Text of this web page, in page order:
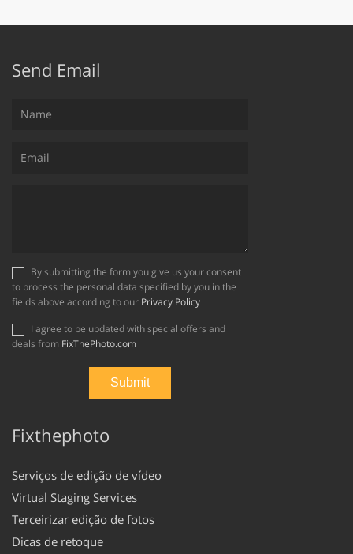
Send Email
to process the personal data specified by you in the
fields above according to our Privacy Policy
deals from FixThePhoto.com
Fixthephoto
Serviços de edição de vídeo
Virtual Staging Services
Terceirizar edição de fotos
Dicas de retoque